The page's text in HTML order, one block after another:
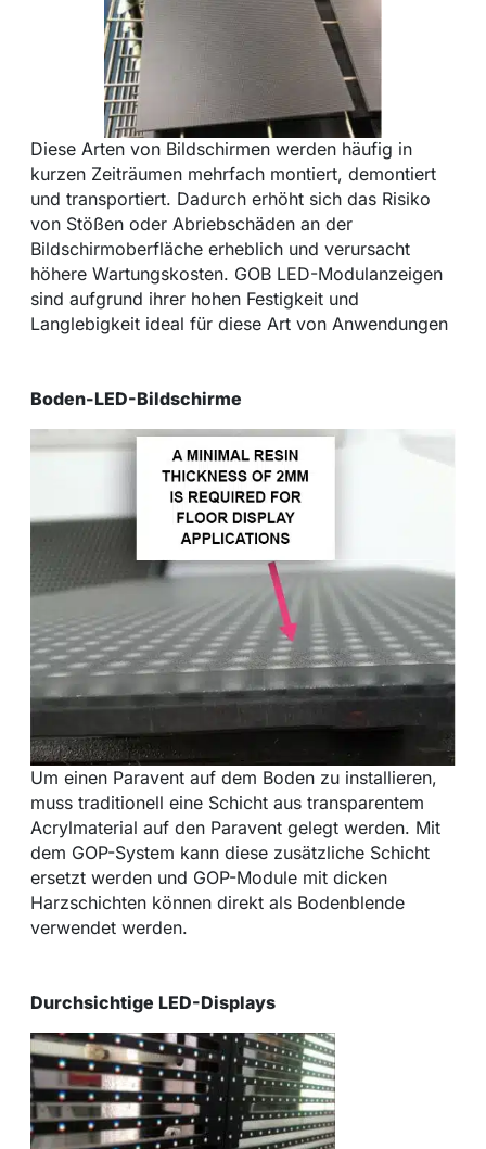
Diese Arten von Bildschirmen werden häufig in
kurzen Zeiträumen mehrfach montiert, demontiert
und transportiert. Dadurch erhöht sich das Risiko
von Stößen oder Abriebschäden an der
Bildschirmoberfläche erheblich und verursacht
höhere Wartungskosten. GOB LED-Modulanzeigen
sind aufgrund ihrer hohen Festigkeit und
Langlebigkeit ideal für diese Art von Anwendungen
Boden-LED-Bildschirme
Um einen Paravent auf dem Boden zu installieren,
muss traditionell eine Schicht aus transparentem
Acrylmaterial auf den Paravent gelegt werden. Mit
dem GOP-System kann diese zusätzliche Schicht
ersetzt werden und GOP-Module mit dicken
Harzschichten können direkt als Bodenblende
verwendet werden.
Durchsichtige LED-Displays